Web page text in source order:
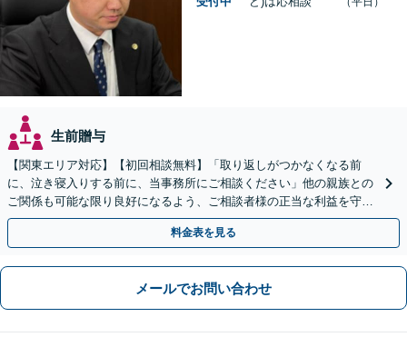
生前贈与
【関東エリア対応】【初回相談無料】「取り返しがつかなくなる前
に、泣き寝入りする前に、当事務所にご相談ください」他の親族との
ご関係も可能な限り良好になるよう、ご相談者様の正当な利益を守り
つつ、双方が納得できる着地点を探ります。
料金表を見る
メールでお問い合わせ